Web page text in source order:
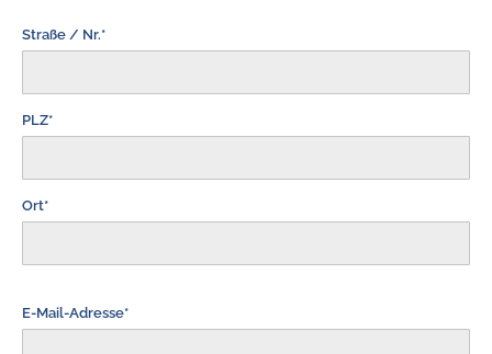
Straße / Nr.*
PLZ*
Ort*
E-Mail-Adresse*